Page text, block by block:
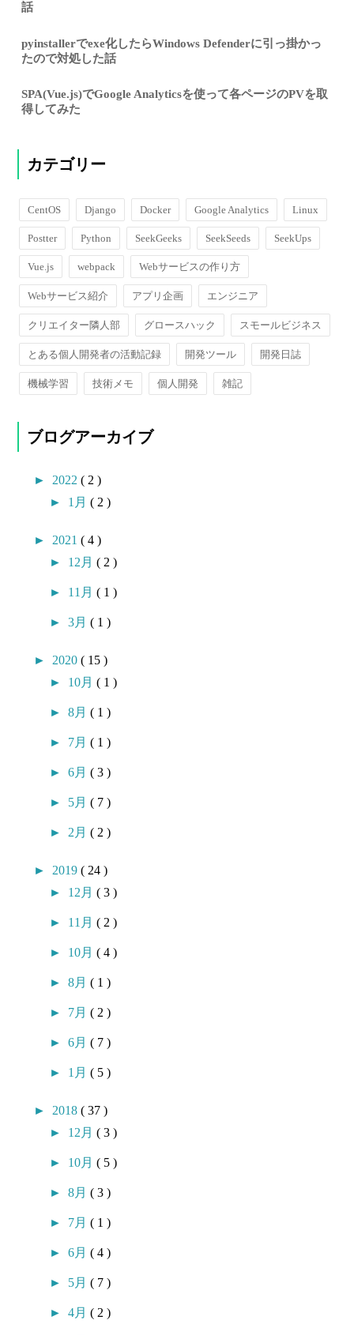
話
pyinstallerでexe化したらWindows Defenderに引っ掛かっ
たので対処した話
SPA(Vue.js)でGoogle Analyticsを使って各ページのPVを取
得してみた
カテゴリー
CentOS Django Docker Google Analytics Linux
Postter Python SeekGeeks SeekSeeds SeekUps
Vue.js webpack Webサービスの作り方
Webサービス紹介 アプリ企画 エンジニア
クリエイター隣人部 グロースハック スモールビジネス
とある個人開発者の活動記録 開発ツール 開発日誌
機械学習 技術メモ 個人開発 雑記
ブログアーカイブ
► 2022( 2 )
► 1月( 2 )
► 2021( 4 )
► 12月( 2 )
► 11月( 1 )
►3月( 1 )
► 2020( 15 )
► 10月( 1 )
►8月( 1 )
► 7月( 1 )
►6月( 3 )
► 5月( 7 )
► 2月( 2 )
► 2019( 24 )
► 12月( 3 )
► 11月( 2 )
► 10月( 4 )
►8月( 1 )
► 7月( 2 )
►6月( 7 )
► 1月( 5 )
► 2018( 37 )
► 12月( 3 )
► 10月( 5 )
►8月( 3 )
► 7月( 1 )
►6月( 4 )
► 5月( 7 )
►4月( 2 )